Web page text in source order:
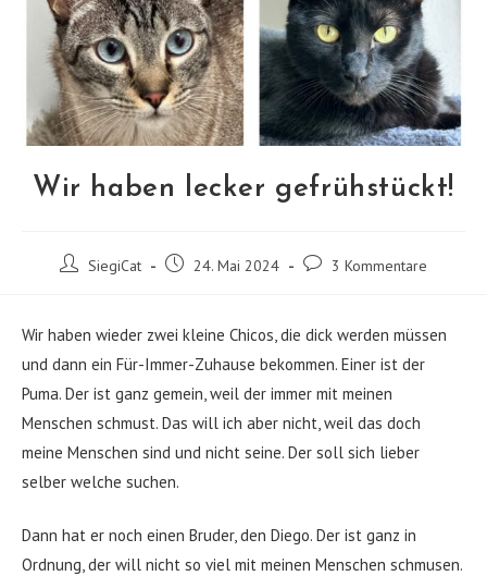
Wir haben lecker gefrühstückt!
Beitrags-SiegiCat
Beitrag24. Mai 2024
Beitrags-3 Kommentare
Wir haben wieder zwei kleine Chicos, die dick werden müssen
und dann ein Für-Immer-Zuhause bekommen. Einer ist der
Puma. Der ist ganz gemein, weil der immer mit meinen
Menschen schmust. Das will ich aber nicht, weil das doch
meine Menschen sind und nicht seine. Der soll sich lieber
selber welche suchen.
Dann hat er noch einen Bruder, den Diego. Der ist ganz in
Ordnung, der will nicht so viel mit meinen Menschen schmusen.